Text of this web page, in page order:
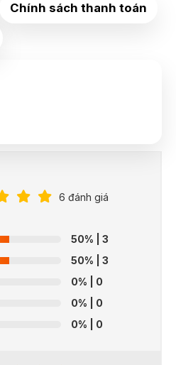
Chính sách thanh toán
6 đánh giá
50% | 3
50% | 3
0% | 0
0% | 0
0% | 0